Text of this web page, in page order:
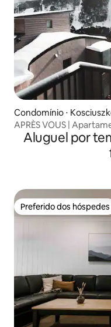
Condomínio ⋅
APRÈS VOUS |
Aluguel por
Preferido dos hóspedes
Preferido dos hóspedes